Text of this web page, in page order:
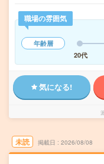
職場の雰囲気
年齢層
20代
気になる!
未読 掲載日 2026/08/08